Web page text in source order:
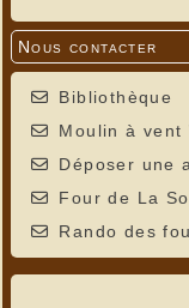
Nous contacter
Bibliothèque
Moulin à vent
Déposer une
Four de La
Rando des